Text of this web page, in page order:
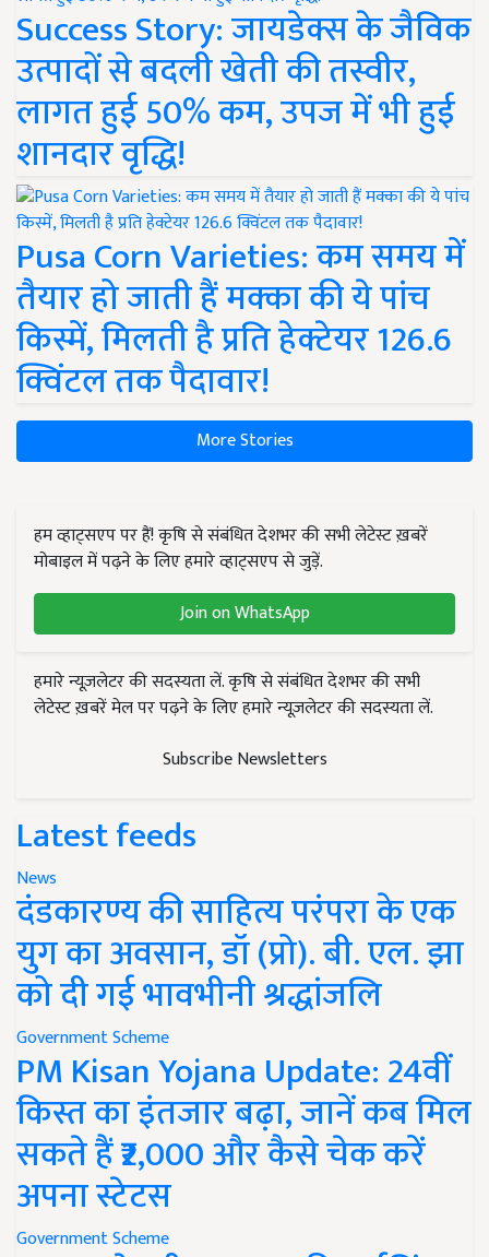
Success Story: जायडेक्स के जैविक
उत्पादों से बदली खेती की तस्वीर,
लागत हुई 50% कम, उपज में भी हुई
शानदार वृद्धि!
Pusa Corn Varieties: कम समय में
तैयार हो जाती हैं मक्का की ये पांच
किस्में, मिलती है प्रति हेक्टेयर 126.6
क्विंटल तक पैदावार!
More Stories
हम व्हाट्सएप पर हैं! कृषि से संबंधित देशभर की सभी लेटेस्ट ख़बरें
मोबाइल में पढ़ने के लिए हमारे व्हाट्सएप से जुड़ें.
Join on WhatsApp
हमारे न्यूज़लेटर की सदस्यता लें. कृषि से संबंधित देशभर की सभी
लेटेस्ट ख़बरें मेल पर पढ़ने के लिए हमारे न्यूज़लेटर की सदस्यता लें.
Subscribe Newsletters
Latest feeds
News
दंडकारण्य की साहित्य परंपरा के एक
युग का अवसान, डॉ (प्रो). बी. एल. झा
को दी गई भावभीनी श्रद्धांजलि
Government Scheme
PM Kisan Yojana Update: 24वीं
किस्त का इंतजार बढ़ा, जानें कब मिल
सकते हैं ₹2,000 और कैसे चेक करें
अपना स्टेटस
Government Scheme